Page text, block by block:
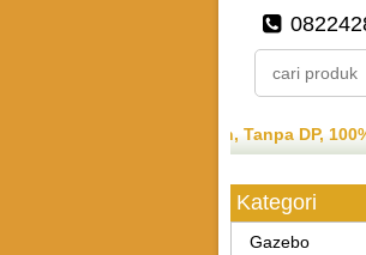
DP, 100% Aman dan Terpercaya,
Kategori
Gazebo